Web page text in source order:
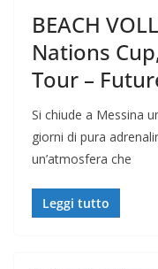
BEACH
Nations
Tour –
Si chiude a Messina
giorni di pura
un’atmosfera che
Leggi tutto